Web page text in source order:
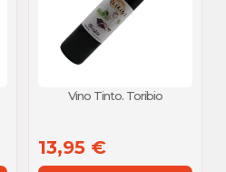
Vino Tinto. Toribio
13,95 €